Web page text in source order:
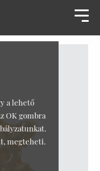
a lehető
OK gombra
megteheti.